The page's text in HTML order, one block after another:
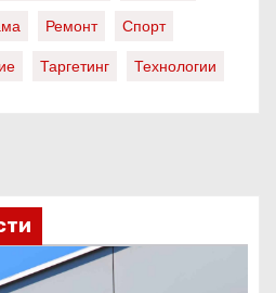
Ремонт
Спорт
Таргетинг Технологии